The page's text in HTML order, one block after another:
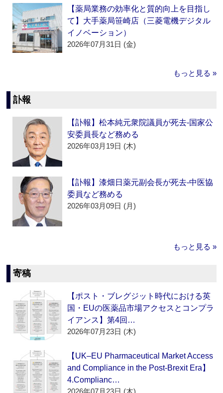
【薬局業務の効率化と質的向上を目指し
て】大手薬局笹崎店（三菱電機デジタル
イノベーション）
2026年07月31日 (金)
もっと見る »
訃報
【訃報】松本純元衆院議員が死去‐国家公
安委員長など務める
2026年03月19日 (木)
【訃報】漆畑日薬元副会長が死去‐中医協
委員など務める
2026年03月09日 (月)
もっと見る »
寄稿
【ポスト・ブレグジット時代における英
国・EUの医薬品市場アクセスとコンプラ
イアンス】第4回…
2026年07月23日 (木)
【UK–EU Pharmaceutical Market Access
and Compliance in the Post-Brexit Era】
4.Complianc…